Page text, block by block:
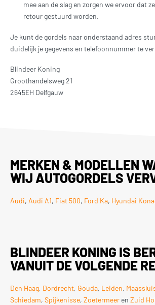
mee aan de slag en zorgen we ervoor dat
retour gestuurd worden.
Je kunt de gordels naar onderstaand adres
duidelijk je gegevens en telefoonnummer te
Blindeer Koning
Groothandelsweg 21
2645EH Delfgauw
MERKEN & MODELLEN
WIJ AUTOGORDELS
Audi, Audi A1, Fiat 500, Ford Ka, Hyundai Kona
BLINDEER KONING IS
VANUIT DE VOLGENDE
Den Haag, Dordrecht, Gouda, Leiden,
Schiedam, Spijkenisse, Zoetermeer en Zuid